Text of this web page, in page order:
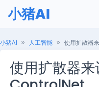
小猪AI
小猪AI 人工智能 使用扩散器
使用扩散器